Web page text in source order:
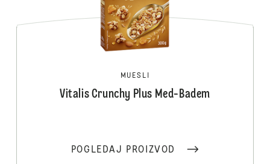
MUESLI
Vitalis Crunchy Plus Med-Badem
POGLEDAJ PROIZVOD